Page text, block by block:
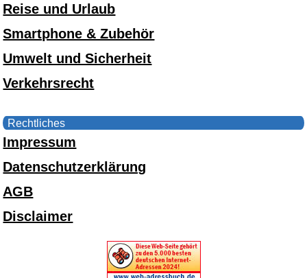
Reise und Urlaub
Smartphone & Zubehör
Umwelt und Sicherheit
Verkehrsrecht
Rechtliches
Impressum
Datenschutzerklärung
AGB
Disclaimer